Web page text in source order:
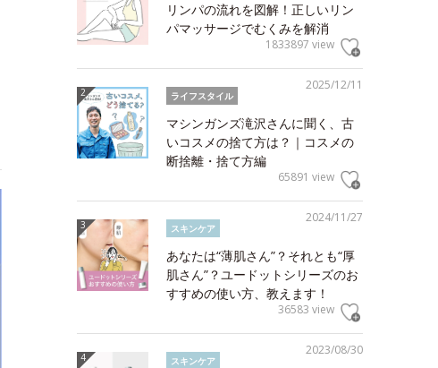
リンパの流れを図解！正しいリン
パマッサージでむくみを解消
1833897 view
2025/12/11
ライフスタイル
マシンガンズ滝沢さんに聞く、古
いコスメの捨て方は？｜コスメの
断捨離・捨て方編
65891 view
2024/11/27
スキンケア
あなたは“薄肌さん”？それとも“厚
肌さん”？ユードットシリーズのお
すすめの使い方、教えます！
36583 view
2023/08/30
スキンケア